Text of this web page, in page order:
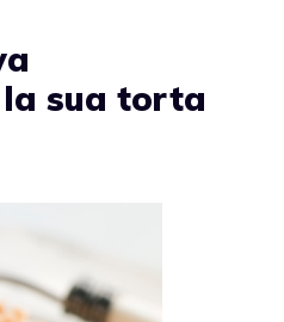
sua torta